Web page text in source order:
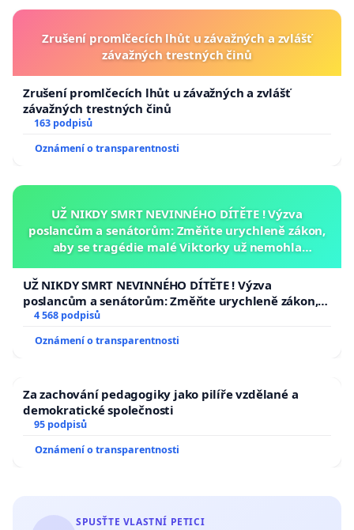
Zrušení promlčecích lhůt u závažných a zvlášť
závažných trestných činů
Zrušení promlčecích lhůt u závažných a zvlášť
závažných trestných činů
163 podpisů
Oznámení o transparentnosti
UŽ NIKDY SMRT NEVINNÉHO DÍTĚTE ! Výzva
poslancům a senátorům: Změňte urychleně zákon,
aby se tragédie malé Viktorky už nemohla
UŽ NIKDY SMRT NEVINNÉHO DÍTĚTE ! Výzva
poslancům a senátorům: Změňte urychleně zákon,
aby se tragédie malé Viktorky už nemohla opakovat!
4 568 podpisů
Oznámení o transparentnosti
Za zachování pedagogiky jako pilíře vzdělané a
demokratické společnosti
95 podpisů
Oznámení o transparentnosti
SPUSŤTE VLASTNÍ PETICI